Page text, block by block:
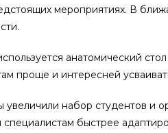
мероприятиях. В
анатомический
проще и интересней
набор студентов
быстрее